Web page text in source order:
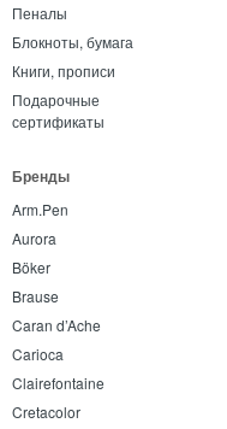
Пеналы
Блокноты, бумага
Книги, прописи
Подарочные
сертификаты
Бренды
Arm.Pen
Aurora
Böker
Brause
Caran d’Ache
Carioca
Clairefontaine
Cretacolor